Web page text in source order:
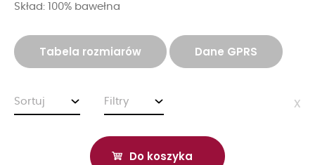
Skład: 100% bawełna
Tabela rozmiarów Dane GPRS
Sortuj Filtry x
Do koszyka